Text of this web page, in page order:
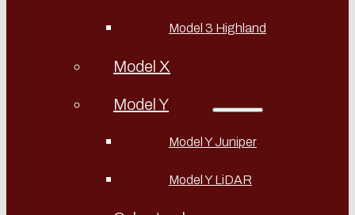
Model 3 Highland
Model X
Model Y
Model Y Juniper
Model Y LiDAR